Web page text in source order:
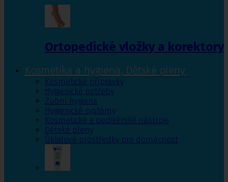
Ortopedické vložky a korektory
Kosmetika a hygiena, Dětské pleny
Kosmetické přípravky
Hygienické potřeby
Zubní hygiena
Hygienické systémy
Kosmetické a pedikérské nástroje
Dětské pleny
Úklidové prostředky pro domácnost